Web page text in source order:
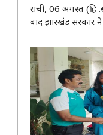
हेमंत सोरेन,
रांची, 06 अगस्त
बाद झारखंड सरकार
हेमंत सोरेन ने असम के
पत्र लिखकर
घोषणा की है।